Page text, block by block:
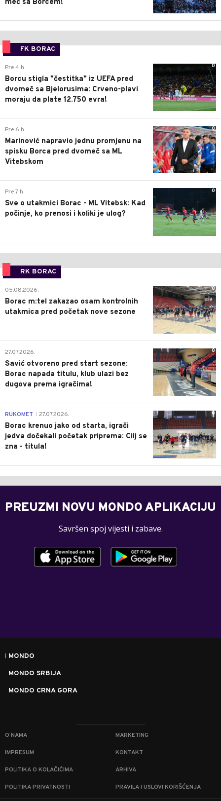
meč sa Borcem!
FK BORAC
0
Pre 4 h
Borcu stigla "čestitka" iz UEFA pred
dvomeč sa Bjelorusima: Crveno-plavi
moraju da plate 12.750 evra!
0
Pre 6 h
Marinović napravio jednu promjenu na
spisku Borca pred dvomeč sa ML
Vitebskom
0
Pre 7 h
Sve o utakmici Borac - ML Vitebsk: Kad
počinje, ko prenosi i koliki je ulog?
RK BORAC
0
05.08.2026.
Borac m:tel zakazao osam kontrolnih
utakmica pred početak nove sezone
0
27.07.2026.
Savić otvoreno pred start sezone:
Borac napada titulu, klub ulazi bez
dugova prema igračima!
0
RUKOMET 27.07.2026.
Borac krenuo jako od starta, igrači
jedva dočekali početak priprema: Cilj se
zna - titula!
PREUZMI NOVU MONDO APLIKACIJU
Savršen spoj vijesti i zabave.
MONDO
MONDO SRBIJA
MONDO CRNA GORA
O NAMA MARKETING
IMPRESUM KONTAKT
POLITIKA O KOLAČIĆIMA ARHIVA
POLITIKA PRIVATNOSTI PRAVILA I USLOVI KORIŠĆENJA